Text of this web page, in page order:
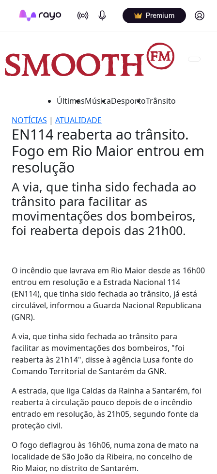
On Air Podcasts Premium Log in
ÚltimasMúsicaDesportoTrânsito
NOTÍCIAS | ATUALIDADE
EN114 reaberta ao trânsito.
Fogo em Rio Maior entrou em
resolução
A via, que tinha sido fechada ao
trânsito para facilitar as
movimentações dos bombeiros,
foi reaberta depois das 21h00.
O incêndio que lavrava em Rio Maior desde as 16h00
entrou em resolução e a Estrada Nacional 114
(EN114), que tinha sido fechada ao trânsito, já está
circulável, informou a Guarda Nacional Republicana
(GNR).
A via, que tinha sido fechada ao trânsito para
facilitar as movimentações dos bombeiros, "foi
reaberta às 21h14", disse à agência Lusa fonte do
Comando Territorial de Santarém da GNR.
A estrada, que liga Caldas da Rainha a Santarém, foi
reaberta à circulação pouco depois de o incêndio
entrado em resolução, às 21h05, segundo fonte da
proteção civil.
O fogo deflagrou às 16h06, numa zona de mato na
localidade de São João da Ribeira, no concelho de
Rio Maior, no distrito de Santarém.